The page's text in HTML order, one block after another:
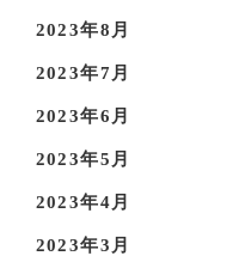
2023年8月
2023年7月
2023年6月
2023年5月
2023年4月
2023年3月